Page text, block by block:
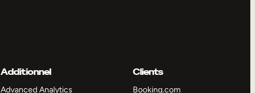
Additionnel
Advanced Analytics
Clients
Booking.com